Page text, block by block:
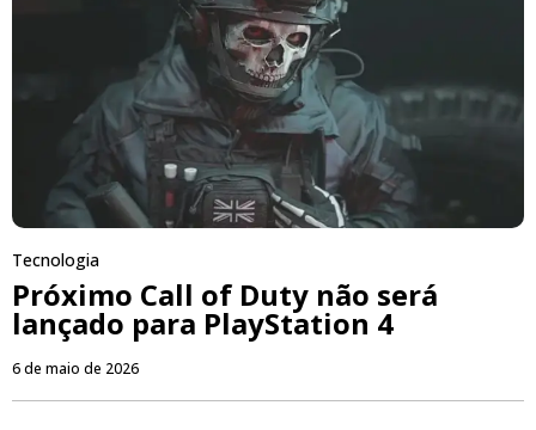
Tecnologia
Próximo Call of Duty não será
lançado para PlayStation 4
6 de maio de 2026